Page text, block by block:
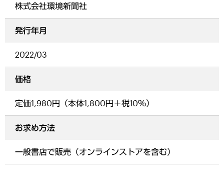
株式会社環境新聞社
発行年月
2022/03
価格
定価1,980円（本体1,800円＋税10％）
お求め方法
一般書店で販売（オンラインストアを含む）